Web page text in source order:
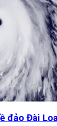
đảo Đài